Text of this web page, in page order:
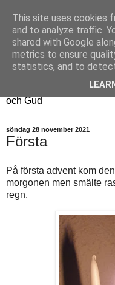
Fyren
Fyren finns för att sprida
För att påminna om
Här samsas jakt,
och Gud
söndag 28 november 2021
Första
På första advent kom
morgonen men smälte
regn.
This site uses cookies
and to analyze traffic.
shared with Google
metrics to ensure
statistics, and to